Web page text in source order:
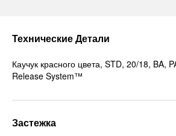
Технические Детали
Каучук красного цвета, STD, 20/18, BA,
Release System™
Застежка